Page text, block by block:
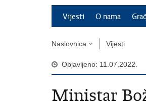
Vijesti O nama
Naslovnica Vijesti
Objavljeno: 11.07.2022.
Ministar